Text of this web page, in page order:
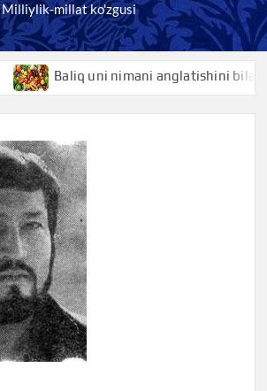
Milliylik-millat ko'zgusi
Baliq uni nimani anglatishini bilasizmi